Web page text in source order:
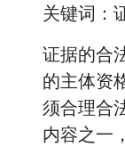
关键词：
证据的合
的主体资
须合理合
内容之一